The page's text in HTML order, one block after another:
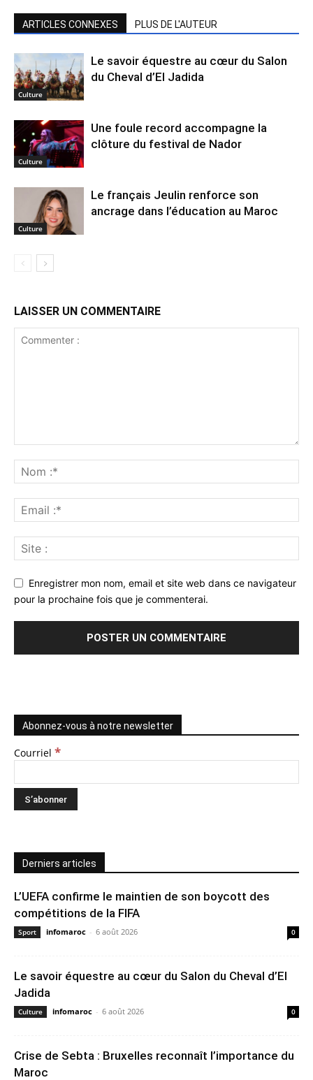
ARTICLES CONNEXES PLUS DE L'AUTEUR
Culture
Le savoir équestre au cœur du Salon
du Cheval d’El Jadida
Culture
Une foule record accompagne la
clôture du festival de Nador
Culture
Le français Jeulin renforce son
ancrage dans l’éducation au Maroc
LAISSER UN COMMENTAIRE
Enregistrer mon nom, email et site web dans ce navigateur
pour la prochaine fois que je commenterai.
Abonnez-vous à notre newsletter
Courriel *
Derniers articles
L’UEFA confirme le maintien de son boycott des
compétitions de la FIFA
Sport infomaroc - 6 août 2026 0
Le savoir équestre au cœur du Salon du Cheval d’El
Jadida
Culture infomaroc - 6 août 2026 0
Crise de Sebta : Bruxelles reconnaît l’importance du
Maroc